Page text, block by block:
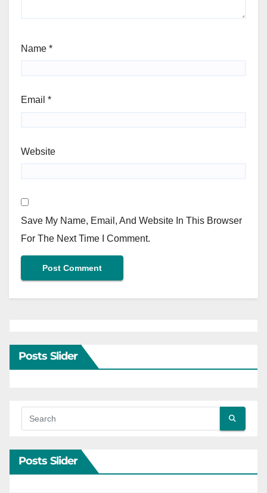
Name *
Email *
Website
Save My Name, Email, And Website In This Browser
For The Next Time I Comment.
Posts Slider
Posts Slider